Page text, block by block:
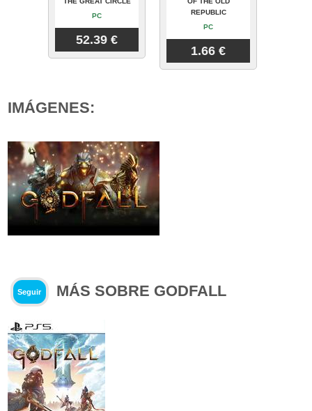
PC
52.39 €
REPUBLIC
PC
1.66 €
IMÁGENES:
Seguir MÁS SOBRE GODFALL